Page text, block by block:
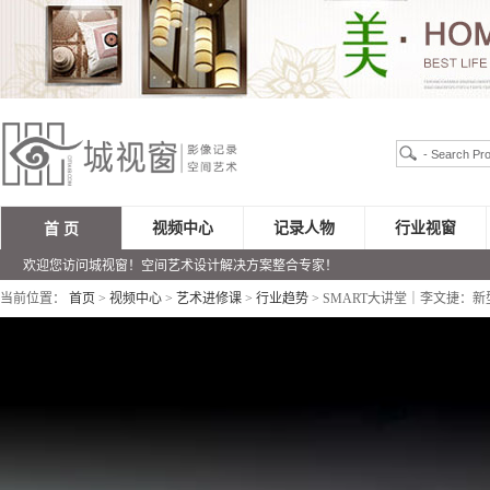
首 页
欢迎您访问城视窗！空间艺术设计解决方案整合专家！
视频中心 记录人物 行业视窗
当前位置： 首页 > 视频中心 > 艺术进修课 > 行业趋势 > SMART大讲堂｜李文捷：